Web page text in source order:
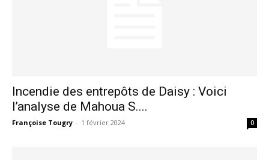
Incendie des entrepôts de Daisy : Voici
l’analyse de Mahoua S....
Françoise Tougry - 1 février 2024 0